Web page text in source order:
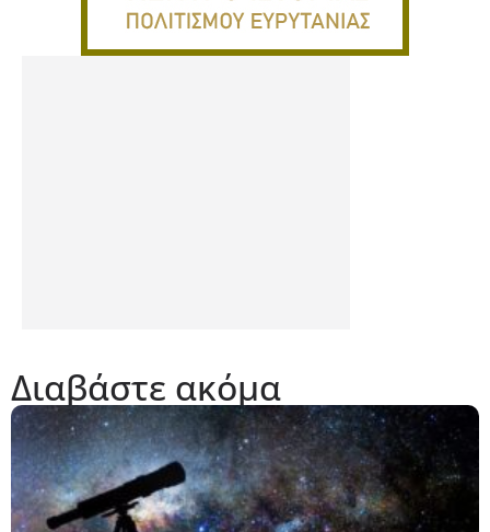
Διαβάστε ακόμα